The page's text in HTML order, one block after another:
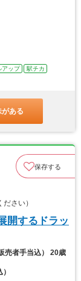
アップ
駅チカ
ある
保存する
さい）
開するドラッ
売者手当込） 20歳